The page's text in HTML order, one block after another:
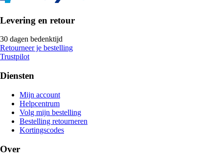
Levering en retour
30 dagen bedenktijd
Retourneer je bestelling
Trustpilot
Diensten
Mijn account
Helpcentrum
Volg mijn bestelling
Bestelling retourneren
Kortingscodes
Over